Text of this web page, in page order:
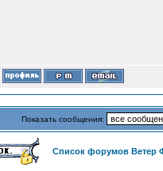
Показать сообщения:
Список форумов Ветер